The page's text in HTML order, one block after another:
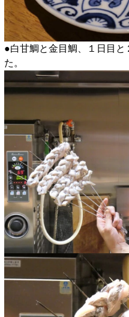
●白甘鯛と金目鯛、１日目
た。